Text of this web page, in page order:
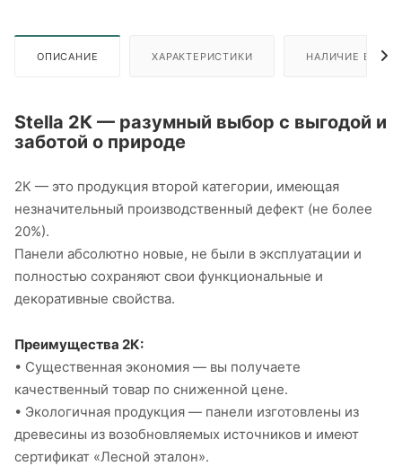
ОПИСАНИЕ ХАРАКТЕРИСТИКИ НАЛИЧИЕ В
Stella 2К — разумный выбор с выгодой и
заботой о природе
2К — это продукция второй категории, имеющая
незначительный производственный дефект (не более
20%).
Панели абсолютно новые, не были в эксплуатации и
полностью сохраняют свои функциональные и
декоративные свойства.
Преимущества 2К:
• Существенная экономия — вы получаете
качественный товар по сниженной цене.
• Экологичная продукция — панели изготовлены из
древесины из возобновляемых источников и имеют
сертификат «Лесной эталон».